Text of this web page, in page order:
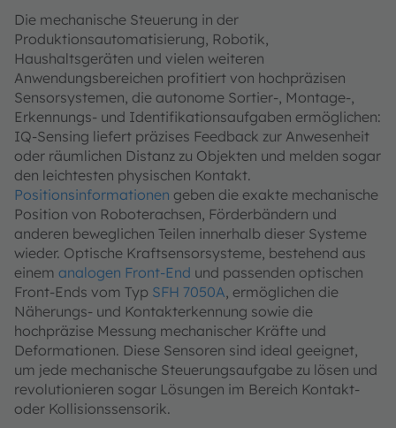
Die mechanische Steuerung in der
Produktionsautomatisierung, Robotik,
Haushaltsgeräten und vielen weiteren
Anwendungsbereichen profitiert von hochpräzisen
Sensorsystemen, die autonome Sortier-, Montage-,
Erkennungs- und Identifikationsaufgaben ermöglichen:
IQ-Sensing liefert präzises Feedback zur Anwesenheit
oder räumlichen Distanz zu Objekten und melden sogar
den leichtesten physischen Kontakt.
Positionsinformationen geben die exakte mechanische
Position von Roboterachsen, Förderbändern und
anderen beweglichen Teilen innerhalb dieser Systeme
wieder. Optische Kraftsensorsysteme, bestehend aus
einem analogen Front-End und passenden optischen
Front-Ends vom Typ SFH 7050A, ermöglichen die
Näherungs- und Kontakterkennung sowie die
hochpräzise Messung mechanischer Kräfte und
Deformationen. Diese Sensoren sind ideal geeignet,
um jede mechanische Steuerungsaufgabe zu lösen und
revolutionieren sogar Lösungen im Bereich Kontakt-
oder Kollisionssensorik.